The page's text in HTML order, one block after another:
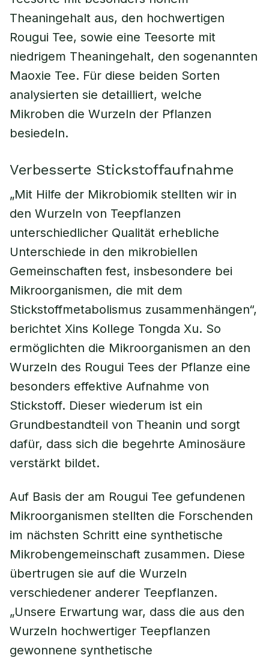
Theaningehalt aus, den hochwertigen
Rougui Tee, sowie eine Teesorte mit
niedrigem Theaningehalt, den sogenannten
Maoxie Tee. Für diese beiden Sorten
analysierten sie detailliert, welche
Mikroben die Wurzeln der Pflanzen
besiedeln.
Verbesserte Stickstoffaufnahme
„Mit Hilfe der Mikrobiomik stellten wir in
den Wurzeln von Teepflanzen
unterschiedlicher Qualität erhebliche
Unterschiede in den mikrobiellen
Gemeinschaften fest, insbesondere bei
Mikroorganismen, die mit dem
Stickstoffmetabolismus zusammenhängen“,
berichtet Xins Kollege Tongda Xu. So
ermöglichten die Mikroorganismen an den
Wurzeln des Rougui Tees der Pflanze eine
besonders effektive Aufnahme von
Stickstoff. Dieser wiederum ist ein
Grundbestandteil von Theanin und sorgt
dafür, dass sich die begehrte Aminosäure
verstärkt bildet.
Auf Basis der am Rougui Tee gefundenen
Mikroorganismen stellten die Forschenden
im nächsten Schritt eine synthetische
Mikrobengemeinschaft zusammen. Diese
übertrugen sie auf die Wurzeln
verschiedener anderer Teepflanzen.
„Unsere Erwartung war, dass die aus den
Wurzeln hochwertiger Teepflanzen
gewonnene synthetische